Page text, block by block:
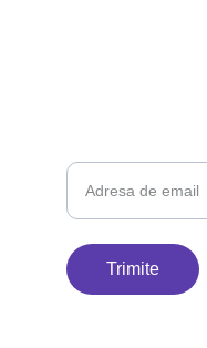
Trimite